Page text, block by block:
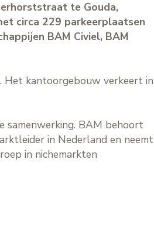
te Gouda,
circa 229 parkeerplaatsen
BAM Civiel, BAM
Het kantoorgebouw verkeert in
samenwerking. BAM behoort
in Nederland en neemt
in nichemarkten